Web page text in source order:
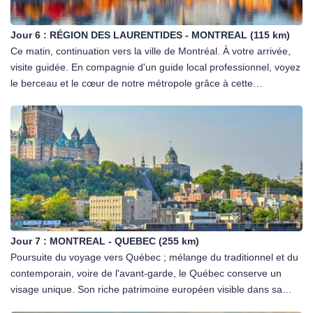
simplement relaxer en contemplant de superbes paysages ou en
lisant un bon livre. Un espace bien-être avec bains à remous
extérieurs, hammam et sauna propose massages et soins en
supplément. L'équipement, les installations et les activités
disponibles peuvent varier selon l'hébergement nature confirmé.
Dîner et nuit.
Jour 6 : RÉGION DES LAURENTIDES - MONTREAL (115 km)
Ce matin, continuation vers la ville de Montréal. À votre arrivée,
visite guidée. En compagnie d'un guide local professionnel, voyez
le berceau et le cœur de notre métropole grâce à cette
centre-ville et un quartier résidentiel montréalais. Entre histoire et
modernité, à la fois sur des chemins classiques et hors des
sentiers battus, cette randonnée urbaine vous fera voir et vivre le
‘‘vrai Montréal'', à travers le regard et les passions d'un résident.
Puis, profitez d'une balade avec votre guide dans le Parc du
Mont-Royal, véritable poumon vert de la ville, surnommé « la
montagne », par les Montréalais. Vous aurez un superbe point de
vue sur le centre-ville et le fleuve Saint-Laurent, du haut du
belvédère Kondiaronk. Déjeuner libre. Après-midi libre pour
explorer la ville à votre rythme. Dîner et nuit.
Jour 7 : MONTREAL - QUEBEC (255 km)
Poursuite du voyage vers Québec ; mélange du traditionnel et du
contemporain, voire de l'avant-garde, le Québec conserve un
visage unique. Son riche patrimoine européen visible dans sa